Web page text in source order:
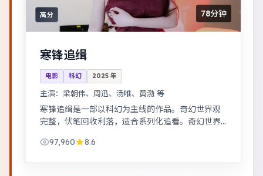
高分 78分钟
寒锋追缉
电影 科幻 2025 年
主演： 梁朝伟、周迅、汤唯、黄渤 等
寒锋追缉是一部以科幻为主线的作品。奇幻世界观
完整，伏笔回收利落，适合系列化追看。奇幻世界
97,960
8.6